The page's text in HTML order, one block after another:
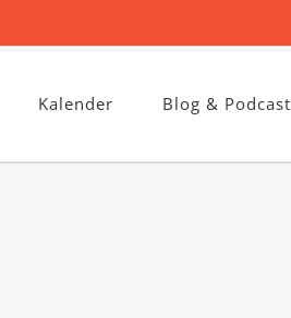
Kalender Blog & Podcast